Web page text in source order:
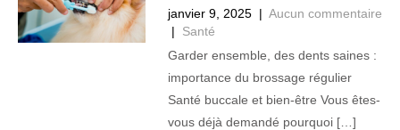
janvier 9, 2025 | Aucun commentaire
| Santé
Garder ensemble, des dents saines :
importance du brossage régulier
Santé buccale et bien-être Vous êtes-
vous déjà demandé pourquoi […]